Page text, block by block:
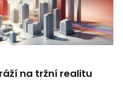
na tržní realitu